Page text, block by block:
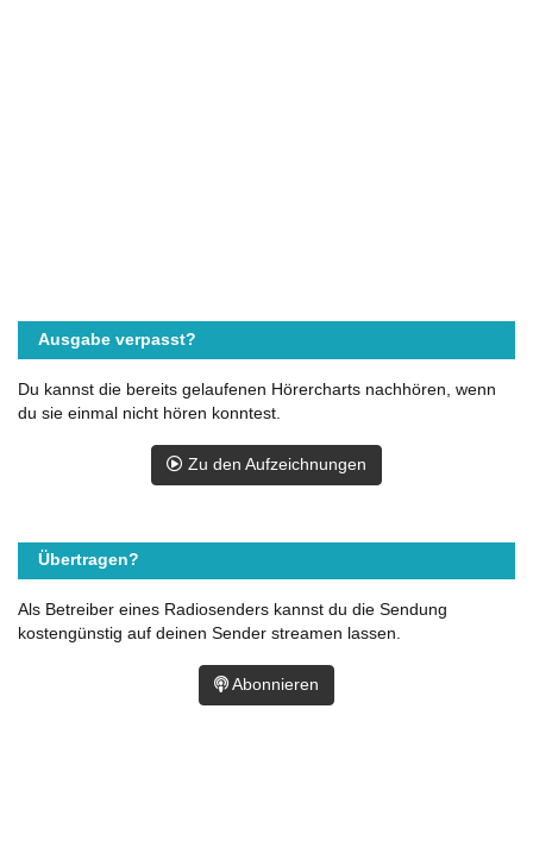
Ausgabe verpasst?
Du kannst die bereits gelaufenen Hörercharts nachhören, wenn
du sie einmal nicht hören konntest.
Zu den Aufzeichnungen
Übertragen?
Als Betreiber eines Radiosenders kannst du die Sendung
kostengünstig auf deinen Sender streamen lassen.
Abonnieren